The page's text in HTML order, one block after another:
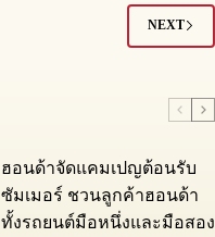
NEXT
ฮอนด้าจัดแคมเปญต้อนรับ
ซัมเมอร์ ชวนลูกค้าฮอนด้า
ทั้งรถยนต์มือหนึ่งและมือสอง